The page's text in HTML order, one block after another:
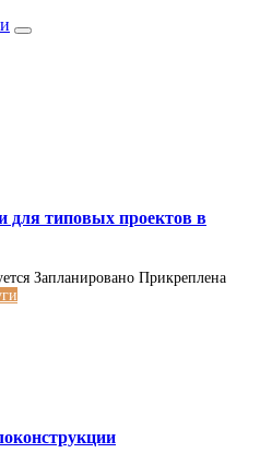
для типовых проектов в
Запланировано Прикреплена